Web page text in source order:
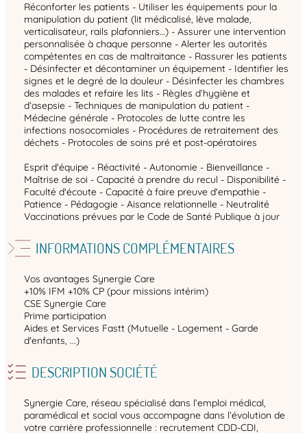
Réconforter les patients - Utiliser les équipements pour la
manipulation du patient (lit médicalisé, lève malade,
verticalisateur, rails plafonniers…) - Assurer une intervention
personnalisée à chaque personne - Alerter les autorités
compétentes en cas de maltraitance - Rassurer les patients
- Désinfecter et décontaminer un équipement - Identifier les
signes et le degré de la douleur - Désinfecter les chambres
des malades et refaire les lits - Règles d’hygiène et
d’asepsie - Techniques de manipulation du patient -
Médecine générale - Protocoles de lutte contre les
infections nosocomiales - Procédures de retraitement des
déchets - Protocoles de soins pré et post-opératoires
Esprit d'équipe - Réactivité - Autonomie - Bienveillance -
Maîtrise de soi - Capacité à prendre du recul - Disponibilité -
Faculté d'écoute - Capacité à faire preuve d'empathie -
Patience - Pédagogie - Aisance relationnelle - Neutralité
Vaccinations prévues par le Code de Santé Publique à jour
INFORMATIONS COMPLÉMENTAIRES
Vos avantages Synergie Care
+10% IFM +10% CP (pour missions intérim)
CSE Synergie Care
Prime participation
Aides et Services Fastt (Mutuelle - Logement - Garde
d'enfants, ...)
DESCRIPTION SOCIÉTÉ
Synergie Care, réseau spécialisé dans l’emploi médical,
paramédical et social vous accompagne dans l’évolution de
votre carrière professionnelle : recrutement CDD-CDI,